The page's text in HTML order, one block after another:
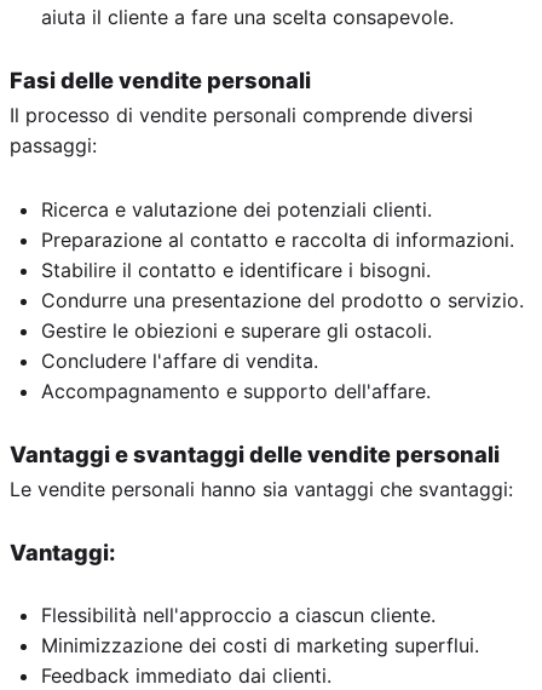
aiuta il cliente a fare una scelta consapevole.
Fasi delle vendite personali
Il processo di vendite personali comprende diversi
passaggi:
Ricerca e valutazione dei potenziali clienti.
Preparazione al contatto e raccolta di informazioni.
Stabilire il contatto e identificare i bisogni.
Condurre una presentazione del prodotto o servizio.
Gestire le obiezioni e superare gli ostacoli.
Concludere l'affare di vendita.
Accompagnamento e supporto dell'affare.
Vantaggi e svantaggi delle vendite personali
Le vendite personali hanno sia vantaggi che svantaggi:
Vantaggi:
Flessibilità nell'approccio a ciascun cliente.
Minimizzazione dei costi di marketing superflui.
Feedback immediato dai clienti.